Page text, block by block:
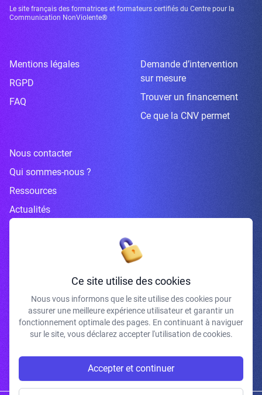
Le site français des formatrices et formateurs certifiés du Centre pour la
Communication NonViolente®
Mentions légales
RGPD
FAQ
Demande d’intervention
sur mesure
Trouver un financement
Ce que la CNV permet
Nous contacter
Qui sommes-nous ?
Ressources
Actualités
Inscrivez-vous à la newsletter
J'accepte de recevoir vos e-mails et confirme avoir pris connaissance de
votre politique de confidentialité et mentions légales.
Ce site utilise des cookies
Nous vous informons que le site utilise des cookies pour
assurer une meilleure expérience utilisateur et garantir un
fonctionnement optimale des pages. En continuant à naviguer
sur le site, vous déclarez accepter l'utilisation de cookies.
Accepter et continuer